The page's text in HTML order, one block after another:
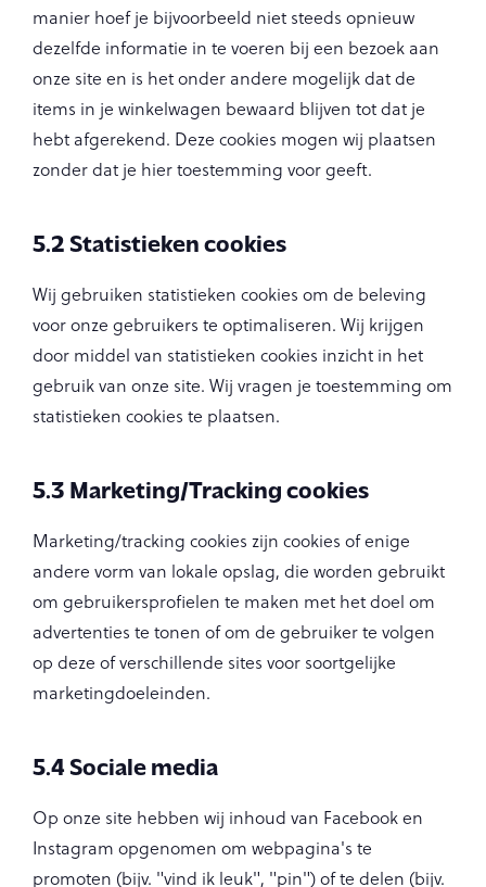
manier hoef je bijvoorbeeld niet steeds opnieuw
dezelfde informatie in te voeren bij een bezoek aan
onze site en is het onder andere mogelijk dat de
items in je winkelwagen bewaard blijven tot dat je
hebt afgerekend. Deze cookies mogen wij plaatsen
zonder dat je hier toestemming voor geeft.
5.2 Statistieken cookies
Wij gebruiken statistieken cookies om de beleving
voor onze gebruikers te optimaliseren. Wij krijgen
door middel van statistieken cookies inzicht in het
gebruik van onze site. Wij vragen je toestemming om
statistieken cookies te plaatsen.
5.3 Marketing/Tracking cookies
Marketing/tracking cookies zijn cookies of enige
andere vorm van lokale opslag, die worden gebruikt
om gebruikersprofielen te maken met het doel om
advertenties te tonen of om de gebruiker te volgen
op deze of verschillende sites voor soortgelijke
marketingdoeleinden.
5.4 Sociale media
Op onze site hebben wij inhoud van Facebook en
Instagram opgenomen om webpagina's te
promoten (bijv. "vind ik leuk", "pin") of te delen (bijv.